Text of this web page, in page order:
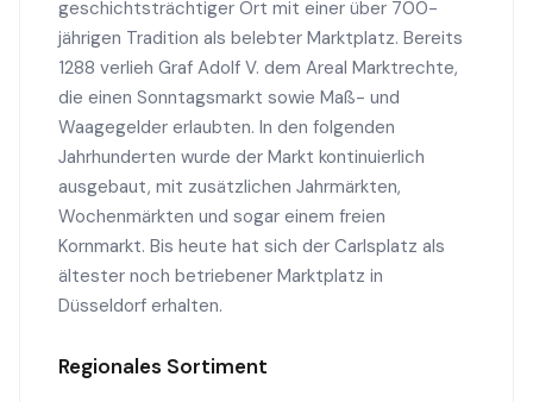
geschichtsträchtiger Ort mit einer über 700-
jährigen Tradition als belebter Marktplatz. Bereits
1288 verlieh Graf Adolf V. dem Areal Marktrechte,
die einen Sonntagsmarkt sowie Maß- und
Waagegelder erlaubten. In den folgenden
Jahrhunderten wurde der Markt kontinuierlich
ausgebaut, mit zusätzlichen Jahrmärkten,
Wochenmärkten und sogar einem freien
Kornmarkt. Bis heute hat sich der Carlsplatz als
ältester noch betriebener Marktplatz in
Düsseldorf erhalten.
Regionales Sortiment